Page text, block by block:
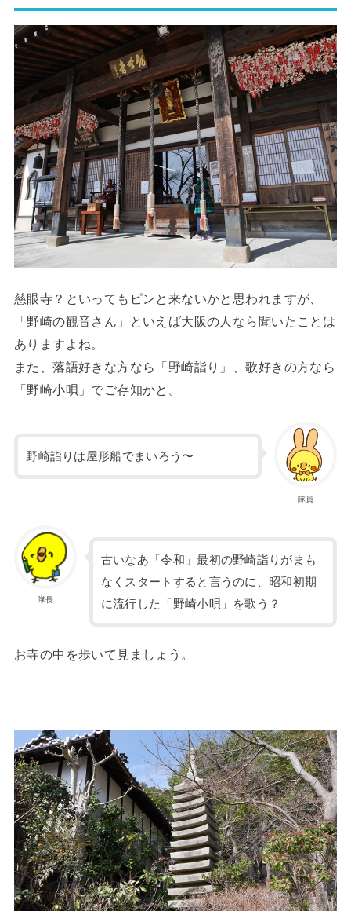
慈眼寺？といってもピンと来ないかと思われますが、
「野崎の観音さん」といえば大阪の人なら聞いたことは
ありますよね。
また、落語好きな方なら「野崎詣り」、歌好きの方なら
「野崎小唄」でご存知かと。
隊員
野崎詣りは屋形船でまいろう〜
隊長
古いなあ「令和」最初の野崎詣りがまも
なくスタートすると言うのに、昭和初期
に流行した「野崎小唄」を歌う？
お寺の中を歩いて見ましょう。